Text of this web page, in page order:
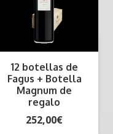
12 botellas de
Fagus + Botella
Magnum de
regalo
252,00€